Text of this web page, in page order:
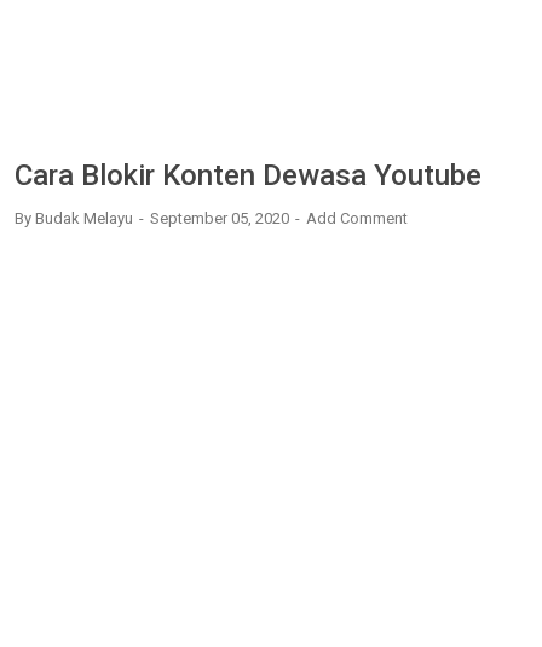
Cara Blokir Konten Dewasa Youtube
By Budak Melayu September 05, 2020 Add Comment